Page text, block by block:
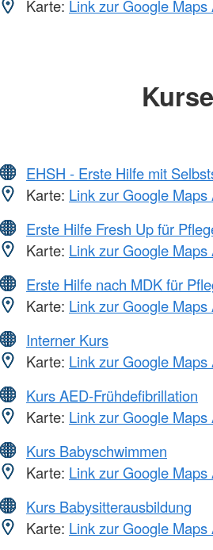
Karte: Link zur Google Maps
Kurse
EHSH - Erste Hilfe mit
Karte: Link zur Google Maps
Erste Hilfe Fresh Up für
Karte: Link zur Google Maps
Erste Hilfe nach MDK für
Karte: Link zur Google Maps
Interner Kurs
Karte: Link zur Google Maps
Kurs AED-Frühdefibrillation
Karte: Link zur Google Maps
Kurs Babyschwimmen
Karte: Link zur Google Maps
Kurs Babysitterausbildung
Karte: Link zur Google Maps